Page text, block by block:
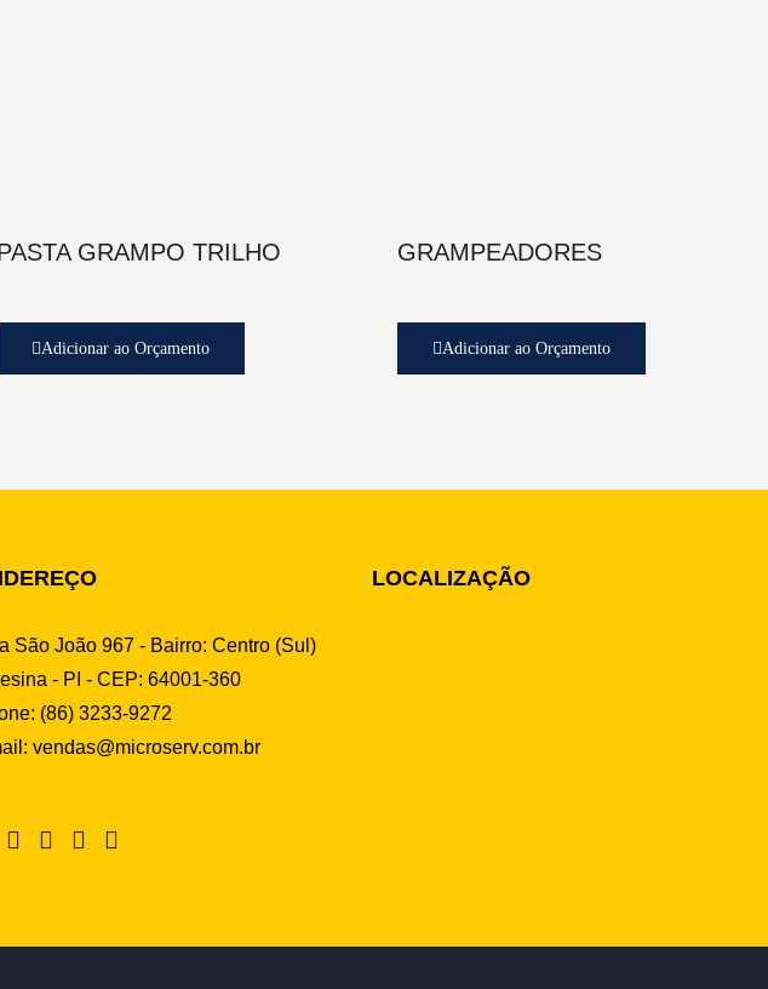
GRAMPO TRILHO
Adicionar ao Orçamento
GRAMPEADORES
Adicionar ao Orçamento
São João 967 - Bairro: Centro (Sul)
- PI - CEP: 64001-360
(86) 3233-9272
vendas@microserv.com.br
LOCALIZAÇÃO